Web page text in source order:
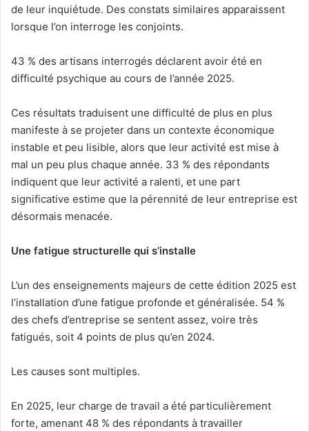
de leur inquiétude. Des constats similaires apparaissent
lorsque l’on interroge les conjoints.
43 % des artisans interrogés déclarent avoir été en
difficulté psychique au cours de l’année 2025.
Ces résultats traduisent une difficulté de plus en plus
manifeste à se projeter dans un contexte économique
instable et peu lisible, alors que leur activité est mise à
mal un peu plus chaque année. 33 % des répondants
indiquent que leur activité a ralenti, et une part
significative estime que la pérennité de leur entreprise est
désormais menacée.
Une fatigue structurelle qui s’installe
L’un des enseignements majeurs de cette édition 2025 est
l’installation d’une fatigue profonde et généralisée. 54 %
des chefs d’entreprise se sentent assez, voire très
fatigués, soit 4 points de plus qu’en 2024.
Les causes sont multiples.
En 2025, leur charge de travail a été particulièrement
forte, amenant 48 % des répondants à travailler